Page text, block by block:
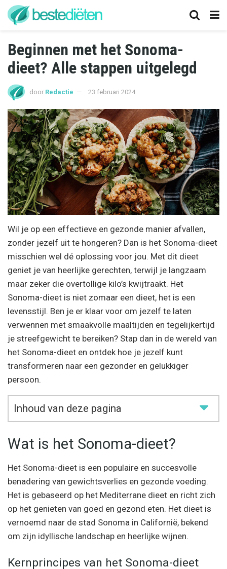
Beginnen met het Sonoma-
dieet? Alle stappen uitgelegd
door Redactie 23 februari 2024
Wil je op een effectieve en gezonde manier afvallen,
zonder jezelf uit te hongeren? Dan is het Sonoma-dieet
misschien wel dé oplossing voor jou. Met dit dieet
geniet je van heerlijke gerechten, terwijl je langzaam
maar zeker die overtollige kilo’s kwijtraakt. Het
Sonoma-dieet is niet zomaar een dieet, het is een
levensstijl. Ben je er klaar voor om jezelf te laten
verwennen met smaakvolle maaltijden en tegelijkertijd
je streefgewicht te bereiken? Stap dan in de wereld van
het Sonoma-dieet en ontdek hoe je jezelf kunt
transformeren naar een gezonder en gelukkiger
persoon.
Inhoud van deze pagina
Wat is het Sonoma-dieet?
Het Sonoma-dieet is een populaire en succesvolle
benadering van gewichtsverlies en gezonde voeding.
Het is gebaseerd op het Mediterrane dieet en richt zich
op het genieten van goed en gezond eten. Het dieet is
vernoemd naar de stad Sonoma in Californië, bekend
om zijn idyllische landschap en heerlijke wijnen.
Kernprincipes van het Sonoma-dieet